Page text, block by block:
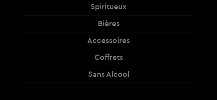
Spiritueux
Bières
Accessoires
Coffrets
Sans Alcool